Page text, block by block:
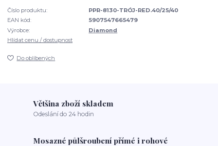
Číslo produktu:
PPR-8130-TRÓJ-RED.40/25/40
EAN kód:
5907547665479
Výrobce:
Diamond
Hlídat cenu / dostupnost
Do oblíbených
Většina zboží skladem
Odeslání do 24 hodin
Mosazné půlšroubení přímé i rohové